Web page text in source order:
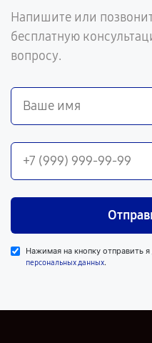
Напишите или
бесплатную
вопросу.
Нажимая на кнопку отправить
персональных данных.